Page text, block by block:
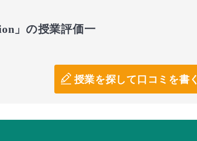
」の授業評価一
授業を探して口コミを書く